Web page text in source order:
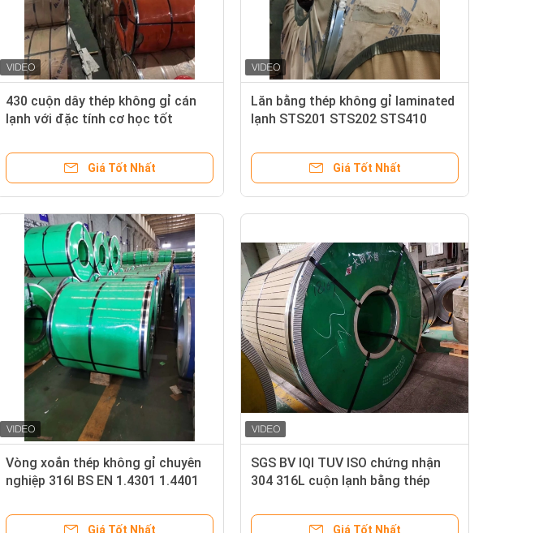
430 cuộn dây thép không gỉ cán
lạnh với đặc tính cơ học tốt
Giá Tốt Nhất
Lăn bằng thép không gỉ laminated
lạnh STS201 STS202 STS410
Giá Tốt Nhất
Vòng xoắn thép không gỉ chuyên
nghiệp 316l BS EN 1.4301 1.4401
Giá Tốt Nhất
SGS BV IQI TUV ISO chứng nhận
304 316L cuộn lạnh bằng thép
Giá Tốt Nhất